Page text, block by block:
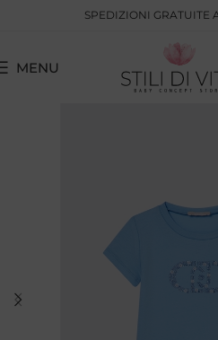
SPEDIZIONI GRATUITE
MENU